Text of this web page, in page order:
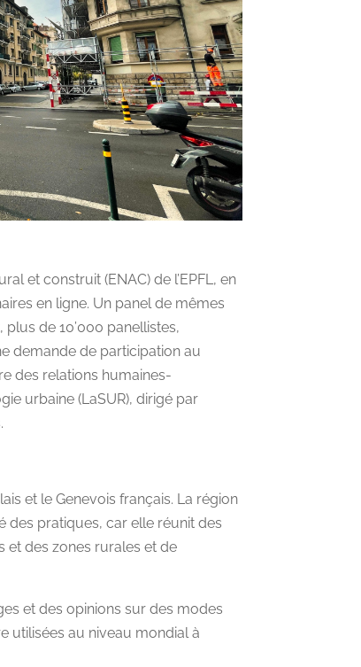
et construit (ENAC) de l’EPFL, en
en ligne. Un panel de mêmes
de 10’000 panellistes,
demande de participation au
des relations humaines-
urbaine (LaSUR), dirigé par
et le Genevois français. La région
des pratiques, car elle réunit des
et des zones rurales et de
et des opinions sur des modes
utilisées au niveau mondial à